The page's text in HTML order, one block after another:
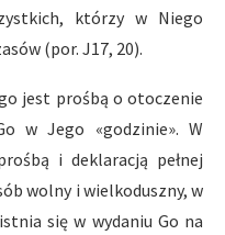
którzy w Niego
(por. J17, 20).
jest prośbą o otoczenie
w Jego «godzinie». W
i deklaracją pełnej
wolny i wielkoduszny, w
się w wydaniu Go na